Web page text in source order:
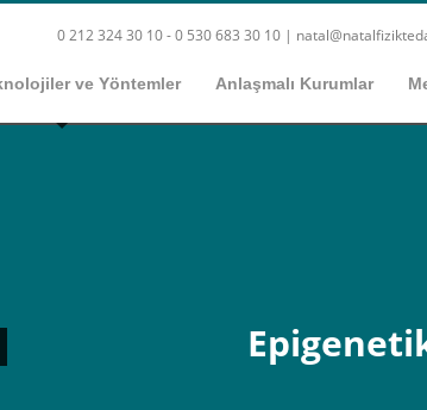
0 212 324 30 10 - 0 530 683 30 10 |
ve Yöntemler Anlaşmalı Kurumlar